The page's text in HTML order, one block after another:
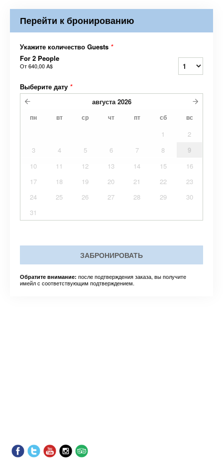
Перейти к бронированию
Укажите количество Guests *
For 2 People
От640,00 A$
Выберите дату *
августа 2026
пн вт ср чт пт сб вс
1
2
3
4 5 6 7 8
9
10
11 12 13 14 15
16
17
18 19 20 21 22
23
24
25 26 27 28 29
30
31
ЗАБРОНИРОВАТЬ
Обратите внимание: после подтверждения заказа, вы получите
имейл с соответствующим подтверждением.